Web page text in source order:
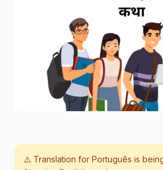
⚠️ Translation for Português is